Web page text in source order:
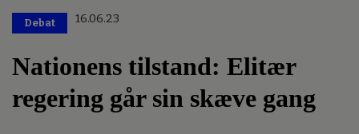
Debat 16.06.23
Nationens tilstand: Elitær
regering går sin skæve gang